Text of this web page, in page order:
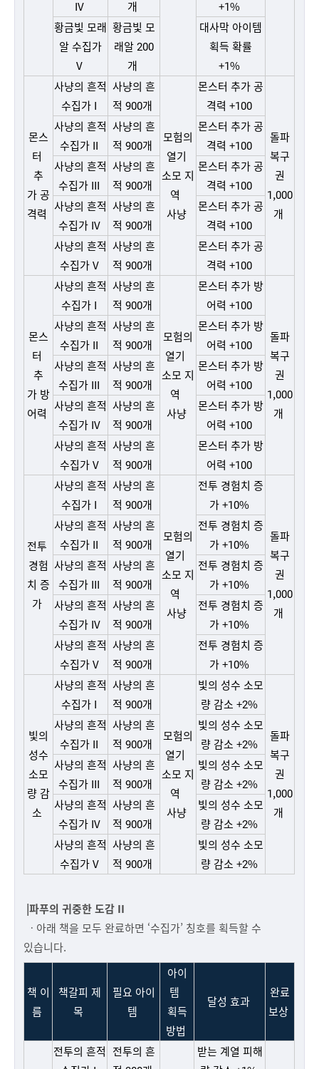
IV
개
+1%
황금빛 모래
알 수집가
V
황금빛 모
래알 200
개
대사막 아이템
획득 확률
+1%
몬스
터
추
가공
격력
사냥의 흔적
수집가 I
사냥의 흔
적 900개
모험의
열기
소모 지
역
사냥
몬스터 추가 공
격력 +100
돌파
복구
권
1,000
개
사냥의 흔적
수집가 II
사냥의 흔
적 900개
몬스터 추가 공
격력 +100
사냥의 흔적
수집가 III
사냥의 흔
적 900개
몬스터 추가 공
격력 +100
사냥의 흔적
수집가 IV
사냥의 흔
적 900개
몬스터 추가 공
격력 +100
사냥의 흔적
수집가 V
사냥의 흔
적 900개
몬스터 추가 공
격력 +100
몬스
터
추
가 방
어력
사냥의 흔적
수집가 I
사냥의 흔
적 900개
모험의
열기
소모 지
역
사냥
몬스터 추가 방
어력 +100
돌파
복구
권
1,000
개
사냥의 흔적
수집가 II
사냥의 흔
적 900개
몬스터 추가 방
어력 +100
사냥의 흔적
수집가 III
사냥의 흔
적 900개
몬스터 추가 방
어력 +100
사냥의 흔적
수집가 IV
사냥의 흔
적 900개
몬스터 추가 방
어력 +100
사냥의 흔적
수집가 V
사냥의 흔
적 900개
몬스터 추가 방
어력 +100
전투
경험
치증
가
사냥의 흔적
수집가 I
사냥의 흔
적 900개
모험의
열기
소모 지
역
사냥
전투 경험치 증
가 +10%
돌파
복구
권
1,000
개
사냥의 흔적
수집가 II
사냥의 흔
적 900개
전투 경험치 증
가 +10%
사냥의 흔적
수집가 III
사냥의 흔
적 900개
전투 경험치 증
가 +10%
사냥의 흔적
수집가 IV
사냥의 흔
적 900개
전투 경험치 증
가 +10%
사냥의 흔적
수집가 V
사냥의 흔
적 900개
전투 경험치 증
가 +10%
빛의
성수
소모
량 감
소
사냥의 흔적
수집가 I
사냥의 흔
적 900개
모험의
열기
소모 지
역
사냥
빛의 성수 소모
량 감소 +2%
돌파
복구
권
1,000
개
사냥의 흔적
수집가 II
사냥의 흔
적 900개
빛의 성수 소모
량 감소 +2%
사냥의 흔적
수집가 III
사냥의 흔
적 900개
빛의 성수 소모
량 감소 +2%
사냥의 흔적
수집가 IV
사냥의 흔
적 900개
빛의 성수 소모
량 감소 +2%
사냥의 흔적
수집가 V
사냥의 흔
적 900개
빛의 성수 소모
량 감소 +2%
|파푸의 귀중한 도감 II
ㆍ아래 책을 모두 완료하면 ‘수집가’ 칭호를 획득할 수
있습니다.
책 이
름
책갈피 제
목
필요 아이
템
아이
템
획득
방법
달성 효과
완료
보상
전투의 흔적 전투의 흔
받는 계열 피해